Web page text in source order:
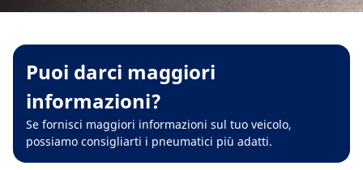
Puoi darci maggiori
informazioni?
Se fornisci maggiori informazioni sul tuo veicolo,
possiamo consigliarti i pneumatici più adatti.